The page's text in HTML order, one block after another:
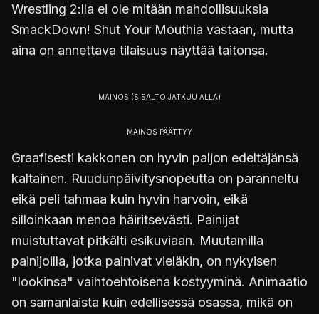
Wrestling 2:lla ei ole mitään mahdollisuuksia
SmackDown! Shut Your Mouthia vastaan, mutta
aina on annettava tilaisuus näyttää taitonsa.
Graafisesti kakkonen on hyvin paljon edeltäjänsä
kaltainen. Ruudunpäivitysnopeutta on paranneltu
eikä peli tahmaa kuin hyvin harvoin, eikä
silloinkaan menoa häiritsevästi. Painijat
muistuttavat pitkälti esikuviaan. Muutamilla
painijoilla, jotka painivat vieläkin, on nykyisen
"lookinsa" vaihtoehtoisena kostyyminä. Animaatio
on samanlaista kuin edellisessä osassa, mikä on